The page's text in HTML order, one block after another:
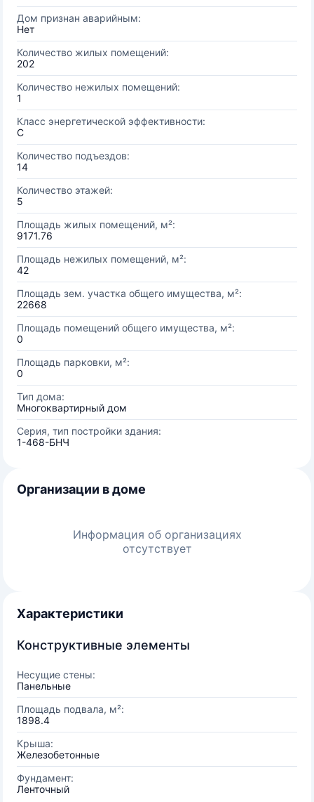
Дом признан аварийным:
Нет
Количество жилых помещений:
202
Количество нежилых помещений:
1
Класс энергетической эффективности:
C
Количество подъездов:
14
Количество этажей:
5
Площадь жилых помещений, м²:
9171.76
Площадь нежилых помещений, м²:
42
Площадь зем. участка общего имущества, м²:
22668
Площадь помещений общего имущества, м²:
0
Площадь парковки, м²:
0
Тип дома:
Многоквартирный дом
Серия, тип постройки здания:
1-468-БНЧ
Организации в доме
Информация об организациях
отсутствует
Характеристики
Конструктивные элементы
Несущие стены:
Панельные
Площадь подвала, м²:
1898.4
Крыша:
Железобетонные
Фундамент:
Ленточный